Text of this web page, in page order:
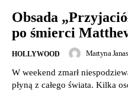
Obsada
po śmierci
HOLLYWOOD Martyna
W weekend zmarł
płyną z całego świata. Kilka